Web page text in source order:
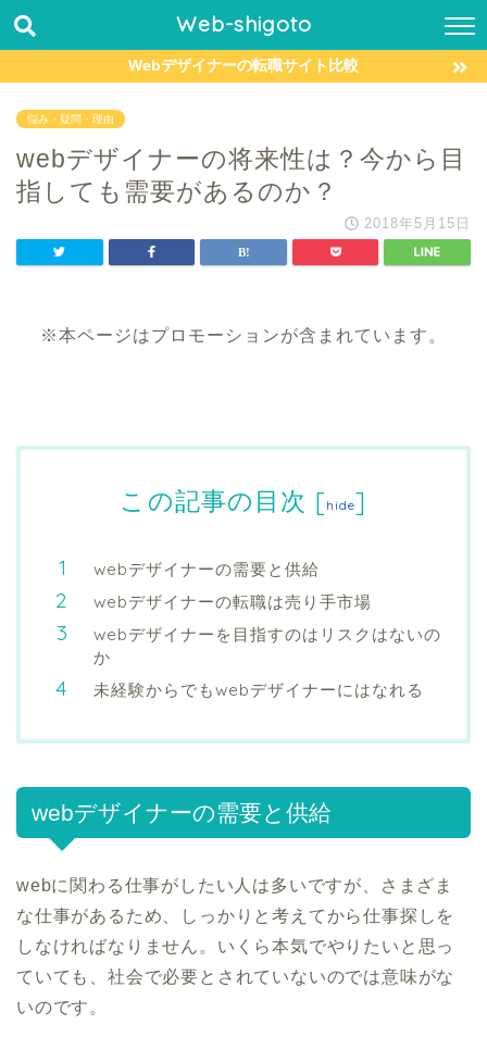
Web-shigoto
Webデザイナーの転職サイト比較
悩み・疑問・理由
webデザイナーの将来性は？今から目
指しても需要があるのか？
2018年5月15日
※本ページはプロモーションが含まれています。
この記事の目次 [hide]
webデザイナーの需要と供給
webデザイナーの転職は売り手市場
webデザイナーを目指すのはリスクはないの
か
未経験からでもwebデザイナーにはなれる
webデザイナーの需要と供給
webに関わる仕事がしたい人は多いですが、さまざま
な仕事があるため、しっかりと考えてから仕事探しを
しなければなりません。いくら本気でやりたいと思っ
ていても、社会で必要とされていないのでは意味がな
いのです。